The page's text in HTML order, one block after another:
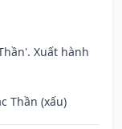
Xuất hành
Thần (xấu)